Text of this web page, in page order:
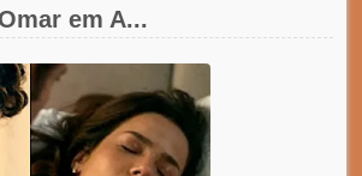
em A...